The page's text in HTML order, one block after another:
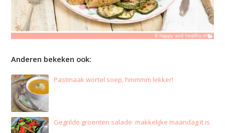
Anderen bekeken ook:
Pastinaak wortel soep, hmmmm lekker!
Gegrilde groenten salade: makkelijke maandag it is